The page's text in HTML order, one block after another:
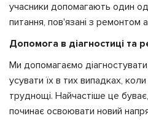
учасники допомагають один
питання, пов'язані з ремонтом
Допомога в діагностиці та
Ми допомагаємо діагностувати
усувати їх в тих випадках,
труднощі. Найчастіше це
починає освоювати новий